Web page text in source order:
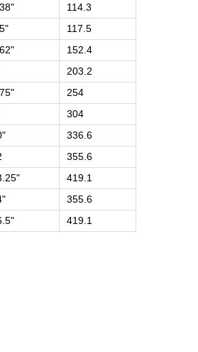
114.3
117.5
152.4
203.2
254
304
336.6
355.6
419.1
355.6
419.1